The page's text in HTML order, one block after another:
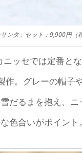
ンタ」セット：9,900円（
ッセでは定番と
。グレーの帽子
だるまを抱え、
色合いがポイント。